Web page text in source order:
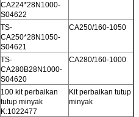
CA224*28N1000-
S04622
TS-
CA250*28N1050-
S04621
CA250/160-1050
TS-
CA280B28N1000-
S04620
CA280/160-1000
100 kit perbaikan
tutup minyak
K:1022477
Kit perbaikan tutup
minyak